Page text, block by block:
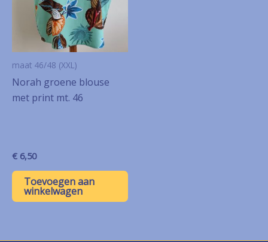
maat 46/48 (XXL)
Norah groene blouse
met print mt. 46
€ 6,50
Toevoegen aan
winkelwagen